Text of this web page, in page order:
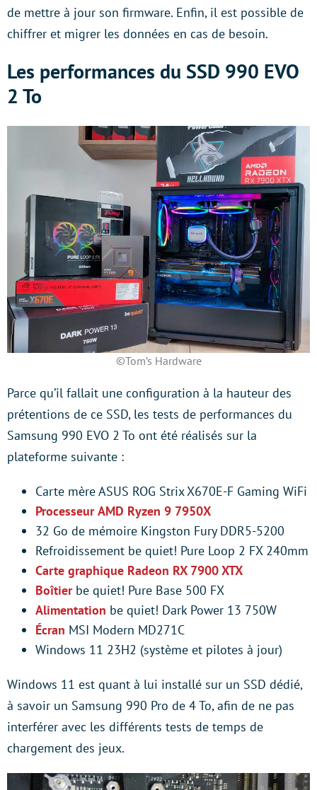
de mettre à jour son firmware. Enfin, il est possible de
chiffrer et migrer les données en cas de besoin.
Les performances du SSD 990 EVO
2 To
©Tom’s Hardware
Parce qu’il fallait une configuration à la hauteur des
prétentions de ce SSD, les tests de performances du
Samsung 990 EVO 2 To ont été réalisés sur la
plateforme suivante :
Carte mère ASUS ROG Strix X670E-F Gaming WiFi
Processeur AMD Ryzen 9 7950X
32 Go de mémoire Kingston Fury DDR5-5200
Refroidissement be quiet! Pure Loop 2 FX 240mm
Carte graphique Radeon RX 7900 XTX
Boîtierbe quiet! Pure Base 500 FX
Alimentation be quiet! Dark Power 13 750W
Écran MSI Modern MD271C
Windows 11 23H2 (système et pilotes à jour)
Windows 11 est quant à lui installé sur un SSD dédié,
à savoir un Samsung 990 Pro de 4 To, afin de ne pas
interférer avec les différents tests de temps de
chargement des jeux.